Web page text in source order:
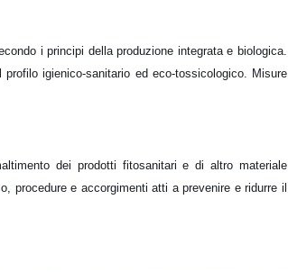
i principi della produzione integrata e biologica.
igienico-sanitario ed eco-tossicologico. Misure
dei prodotti fitosanitari e di altro materiale
procedure e accorgimenti atti a prevenire e ridurre il